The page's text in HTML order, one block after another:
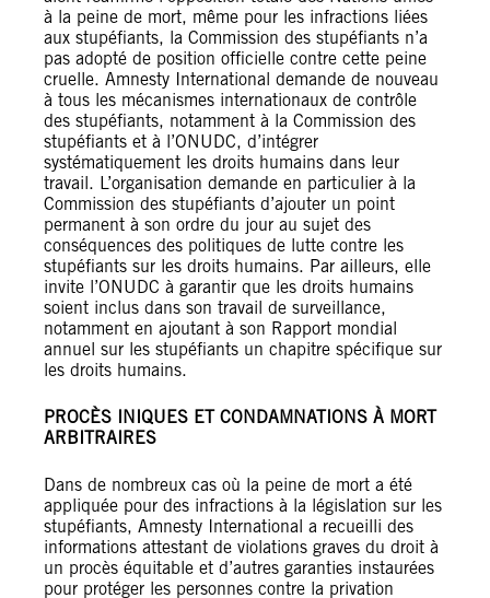
à la peine de mort, même pour les infractions liées
aux stupéfiants, la Commission des stupéfiants n’a
pas adopté de position officielle contre cette peine
cruelle. Amnesty International demande de nouveau
à tous les mécanismes internationaux de contrôle
des stupéfiants, notamment à la Commission des
stupéfiants et à l’ONUDC, d’intégrer
systématiquement les droits humains dans leur
travail. L’organisation demande en particulier à la
Commission des stupéfiants d’ajouter un point
permanent à son ordre du jour au sujet des
conséquences des politiques de lutte contre les
stupéfiants sur les droits humains. Par ailleurs, elle
invite l’ONUDC à garantir que les droits humains
soient inclus dans son travail de surveillance,
notamment en ajoutant à son Rapport mondial
annuel sur les stupéfiants un chapitre spécifique sur
les droits humains.
PROCÈS INIQUES ET CONDAMNATIONS À MORT
ARBITRAIRES
Dans de nombreux cas où la peine de mort a été
appliquée pour des infractions à la législation sur les
stupéfiants, Amnesty International a recueilli des
informations attestant de violations graves du droit à
un procès équitable et d’autres garanties instaurées
pour protéger les personnes contre la privation